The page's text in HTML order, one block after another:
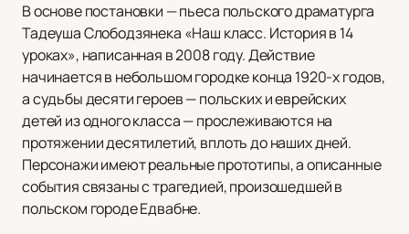
В основе постановки — пьеса польского драматурга
Тадеуша Слободзянека «Наш класс. История в 14
уроках», написанная в 2008 году. Действие
начинается в небольшом городке конца 1920-х годов,
а судьбы десяти героев — польских и еврейских
детей из одного класса — прослеживаются на
протяжении десятилетий, вплоть до наших дней.
Персонажи имеют реальные прототипы, а описанные
события связаны с трагедией, произошедшей в
польском городе Едвабне.